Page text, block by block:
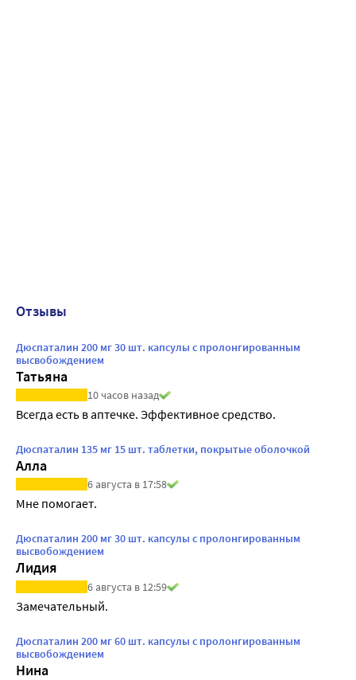
Отзывы
Дюспаталин 200 мг 30 шт. капсулы с пролонгированным
высвобождением
Татьяна
10 часов назад
Всегда есть в аптечке. Эффективное средство.
Дюспаталин 135 мг 15 шт. таблетки, покрытые оболочкой
Алла
6 августа в 17:58
Мне помогает.
Дюспаталин 200 мг 30 шт. капсулы с пролонгированным
высвобождением
Лидия
6 августа в 12:59
Замечательный.
Дюспаталин 200 мг 60 шт. капсулы с пролонгированным
высвобождением
Нина